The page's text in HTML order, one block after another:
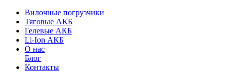
Вилочные погрузчики
Тяговые АКБ
Гелевые АКБ
Li-Ion АКБ
О нас
Блог
Контакты